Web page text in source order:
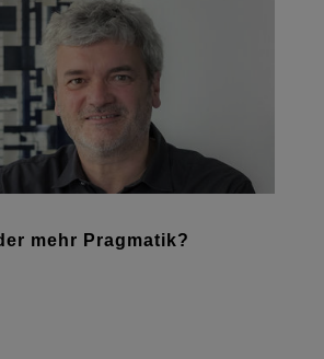
mehr Pragmatik?